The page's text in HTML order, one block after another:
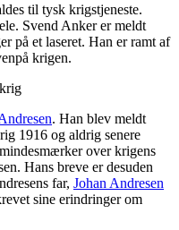
til tysk krigstjeneste.
Svend Anker er meldt
på et laseret. Han er ramt af
krigen.
. Han blev meldt
1916 og aldrig senere
over krigens
Hans breve er desuden
far, Johan Andresen
sine erindringer om